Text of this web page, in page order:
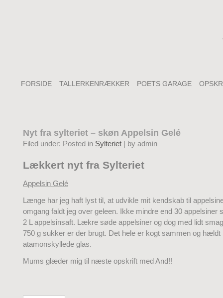
FORSIDE TALLERKENRÆKKER POETS GARAGE
Nyt fra sylteriet – skøn Appelsin Gelé
Filed under: Posted in Sylteriet | by admin
Lækkert nyt fra Sylteriet
Appelsin Gelé
Længe har jeg haft lyst til, at udvikle mit kendskab til
omgang faldt jeg over geleen. Ikke mindre end 30 appelsiner
2 L appelsinsaft. Lækre søde appelsiner og dog med lidt
750 g sukker er der brugt. Det hele er kogt sammen og hældt
atamonskyllede glas.
Mums glæder mig til næste opskrift med And!!